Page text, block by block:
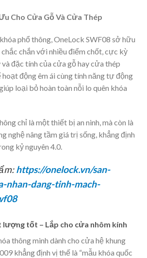
Cho Cửa Gỗ Và Cửa Thép
phổ thông, OneLock SWF08 sở hữu
chắn với nhiều điểm chốt, cực kỳ
đặc tính của cửa gỗ hay cửa thép
hoạt động êm ái cùng tính năng tự động
loại bỏ hoàn toàn nỗi lo quên khóa
chỉ là một thiết bị an ninh, mà còn là
nghệ nâng tầm giá trị sống, khẳng định
kỷ nguyên 4.0.
https://onelock.vn/san-
nhan-dang-tinh-mach-
lượng tốt – Lắp cho cửa nhôm kính
thông minh dành cho cửa hệ khung
khẳng định vị thế là “mẫu khóa quốc